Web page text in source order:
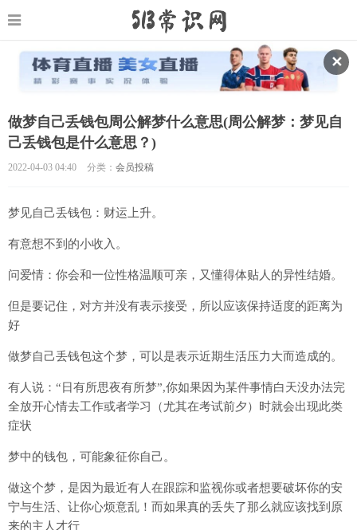
✕
做梦自己丢钱包周公解梦什么意思(周公解梦：梦见自
己丢钱包是什么意思？)
2022-04-03 04:40 分类： 会员投稿
梦见自己丢钱包：财运上升。
有意想不到的小收入。
问爱情：你会和一位性格温顺可亲，又懂得体贴人的异性结婚。
但是要记住，对方并没有表示接受，所以应该保持适度的距离为
好
做梦自己丢钱包这个梦，可以是表示近期生活压力大而造成的。
有人说：“日有所思夜有所梦”,你如果因为某件事情白天没办法完
全放开心情去工作或者学习（尤其在考试前夕）时就会出现此类
症状
梦中的钱包，可能象征你自己。
做这个梦，是因为最近有人在跟踪和监视你或者想要破坏你的安
宁与生活、让你心烦意乱！而如果真的丢失了那么就应该找到原
来的主人才行